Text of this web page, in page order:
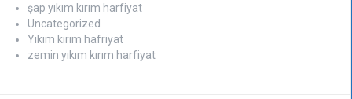
şap yıkım kırım harfiyat
Uncategorized
Yıkım kırım hafriyat
zemin yıkım kırım harfiyat